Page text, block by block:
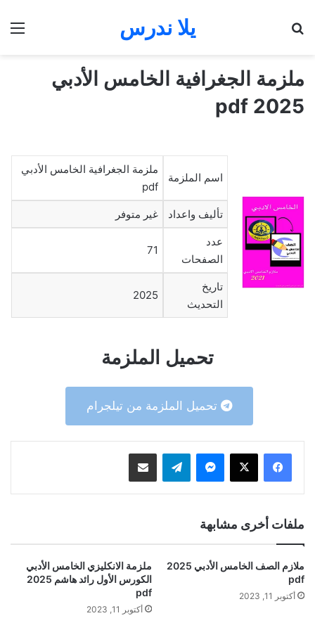
يلا ندرس
ملزمة الجغرافية الخامس الأدبي
2025 pdf
اسم الملزمة
ملزمة الجغرافية الخامس الأدبي
pdf
تأليف واعداد غير متوفر
عدد
الصفحات
71
تاريخ
التحديث
2025
تحميل الملزمة
تحميل الملزمة من تيلجرام
ماسنجر تيلقرام مشاركة عبر البريد
ملفات أخرى مشابهة
ملازم الصف الخامس الأدبي 2025
pdf
أكتوبر 11, 2023
ملزمة الانكليزي الخامس الأدبي
الكورس الأول رائد هاشم 2025
pdf
أكتوبر 11, 2023